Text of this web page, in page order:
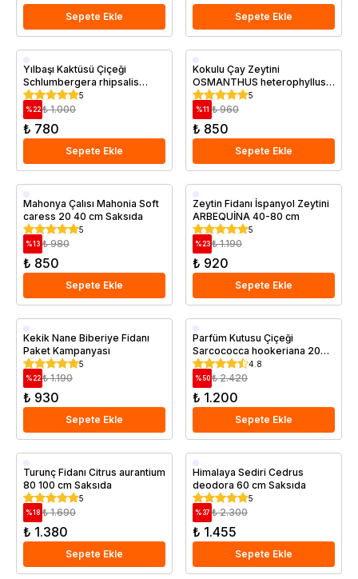
Sepete Ekle Sepete Ekle
Saksıda
Yılbaşı Kaktüsü Çiçeği
Schlumbergera rhipsalis
Saksıda
5
%22 ₺ 1.000
₺ 780
Sepete Ekle
Saksıda
Kokulu Çay Zeytini
OSMANTHUS heterophyllus
İthal Saksıda5
%11 ₺ 960
₺ 850
Sepete Ekle
Saksıda
Mahonya Çalısı Mahonia Soft
caress 20 40 cm Saksıda
5
%13 ₺ 980
₺ 850
Sepete Ekle
Saksıda
Zeytin Fidanı İspanyol Zeytini
ARBEQUİNA 40-80 cm
5
%23 ₺ 1.190
₺ 920
Sepete Ekle
Saksıda
Kekik Nane Biberiye Fidanı
Paket Kampanyası
5
%22 ₺ 1.190
₺ 930
Sepete Ekle
Saksıda
Parfüm Kutusu Çiçeği
Sarcococca hookeriana 20
40 cm Saksıda
4.8
% 50 ₺ 2.420
₺ 1.200
Sepete Ekle
Saksıda
Turunç Fidanı Citrus aurantium
80 100 cm Saksıda
5
%18 ₺ 1.690
₺ 1.380
Sepete Ekle
Saksıda
Himalaya Sediri Cedrus
deodora 60 cm Saksıda
5
%37 ₺ 2.300
₺ 1.455
Sepete Ekle